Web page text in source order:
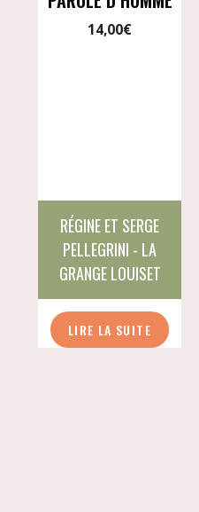
14,00€
RÉGINE ET SERGE
PELLEGRINI - LA
GRANGE LOUISET
LIRE LA SUITE